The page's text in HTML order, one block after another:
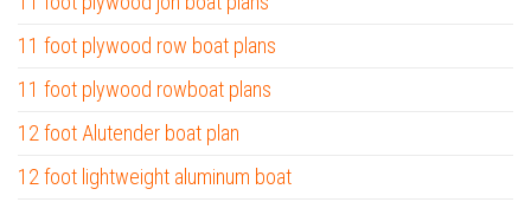
11 foot plywood row boat plans
11 foot plywood rowboat plans
12 foot Alutender boat plan
12 foot lightweight aluminum boat